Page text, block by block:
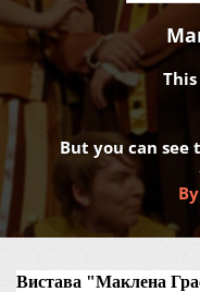
But you can
Вистава "Маклена